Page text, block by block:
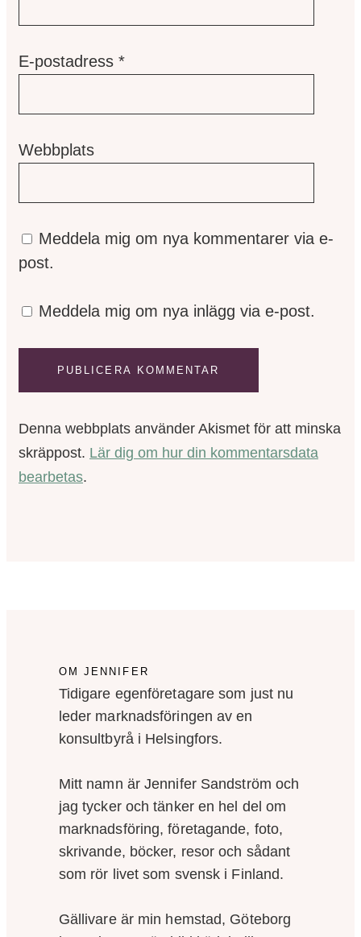
E-postadress *
Webbplats
Meddela mig om nya kommentarer via e-
post.
Meddela mig om nya inlägg via e-post.
Denna webbplats använder Akismet för att minska
skräppost. Lär dig om hur din kommentarsdata
bearbetas.
OM JENNIFER
Tidigare egenföretagare som just nu
leder marknadsföringen av en
konsultbyrå i Helsingfors.
Mitt namn är Jennifer Sandström och
jag tycker och tänker en hel del om
marknadsföring, företagande, foto,
skrivande, böcker, resor och sådant
som rör livet som svensk i Finland.
Gällivare är min hemstad, Göteborg